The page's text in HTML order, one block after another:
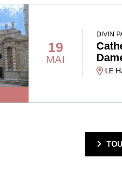
19
MAI
DIVIN
LE